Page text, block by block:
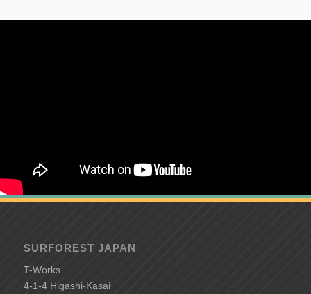
SURFOREST JAPAN
T-Works
4-1-4 Higashi-Kasai